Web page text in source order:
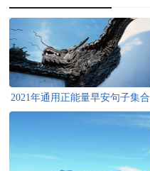
2021年通用正能量早安句子集合